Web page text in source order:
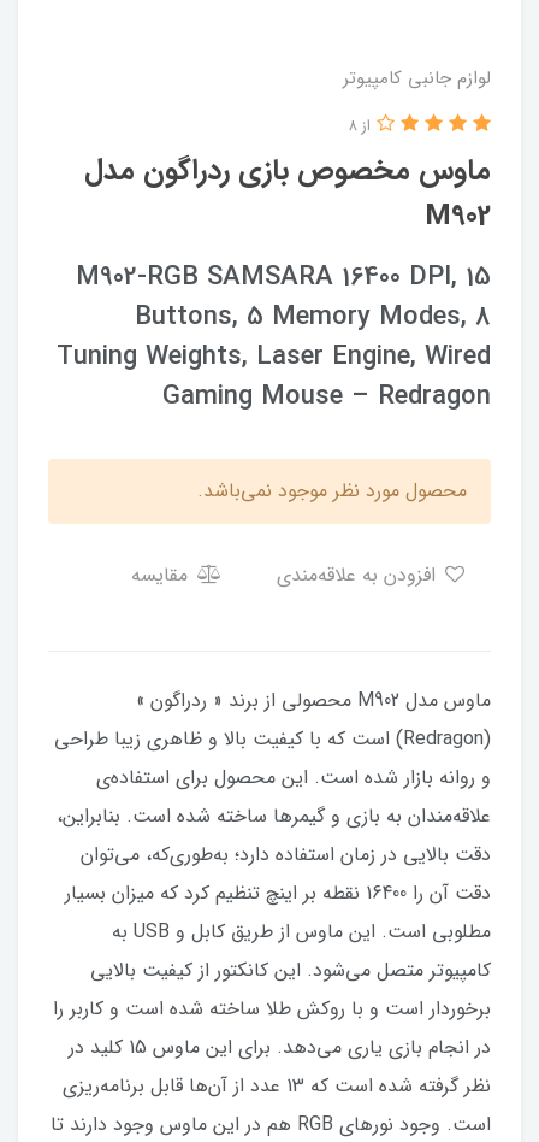
لوازم جانبی کامپیوتر
ماوس مخصوص بازی ردراگون مدل
M902
از 8
M902-RGB SAMSARA 16400 DPI, 15
Buttons, 5 Memory Modes, 8
Tuning Weights, Laser Engine, Wired
Gaming Mouse – Redragon
محصول مورد نظر موجود نمی‌باشد.
مقایسه
ماوس مدل M902 محصولی از برند « ردراگون »
(Redragon) است که با کیفیت بالا و ظاهری زیبا طراحی
و روانه بازار شده است. این محصول برای استفاده‌ی
علاقه‌مندان به بازی و گیمرها ساخته شده است. بنابراین،
دقت بالایی در زمان استفاده دارد؛ به‌طوری‌که، می‌توان
دقت آن را 16400 نقطه بر اینچ تنظیم کرد که میزان بسیار
مطلوبی است. این ماوس از طریق کابل و USB به
کامپیوتر متصل می‌شود. این کانکتور از کیفیت بالایی
برخوردار است و با روکش طلا ساخته شده است و کاربر را
در انجام بازی یاری می‌دهد. برای این ماوس 15 کلید در
نظر گرفته شده است که 13 عدد از آن‌ها قابل برنامه‌ریزی
است. وجود نورهای RGB هم در این ماوس وجود دارند تا